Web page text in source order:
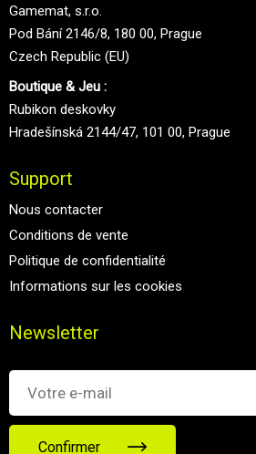
Gamemat, s.r.o.
Pod Bání 2146/8, 180 00, Prague
Czech Republic (EU)
Boutique & Jeu :
Rubikon deskovky
Hradešínská 2144/47, 101 00, Prague
Support
Nous contacter
Conditions de vente
Politique de confidentialité
Informations sur les cookies
Newsletter
Confirmer